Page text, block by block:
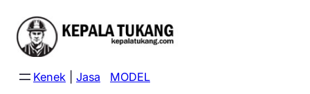
content
Kenek Jasa MODEL